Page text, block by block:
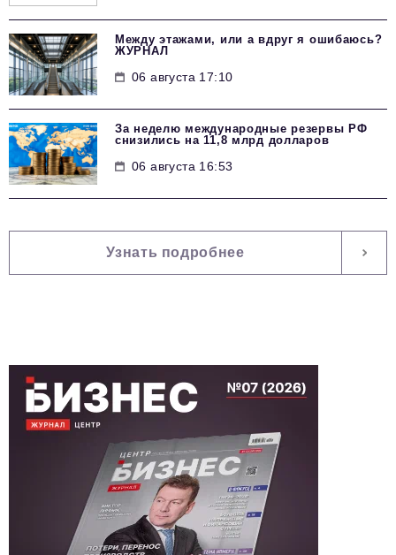
Между этажами, или а вдруг я ошибаюсь?
ЖУРНАЛ
06 августа 17:10
За неделю международные резервы РФ
снизились на 11,8 млрд долларов
06 августа 16:53
Узнать подробнее